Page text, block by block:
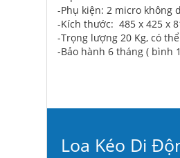
-Phụ kiện: 2 micro không
-Kích thước: 485 x 425 x
-Trọng lượng 20 Kg, có
-Bảo hành 6 tháng ( bình
Loa Kéo Di